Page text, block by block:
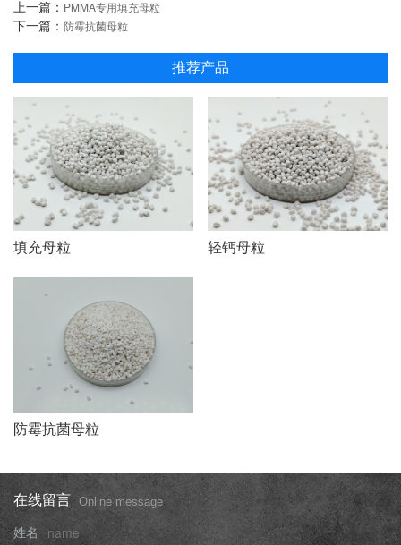
上一篇： PMMA专用填充母粒
下一篇： 防霉抗菌母粒
推荐产品
填充母粒 轻钙母粒
防霉抗菌母粒
在线留言 Online message
姓名